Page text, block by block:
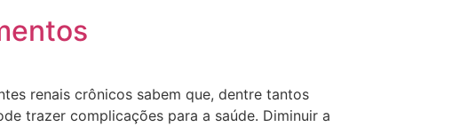
renais crônicos sabem que, dentre tantos
trazer complicações para a saúde. Diminuir a